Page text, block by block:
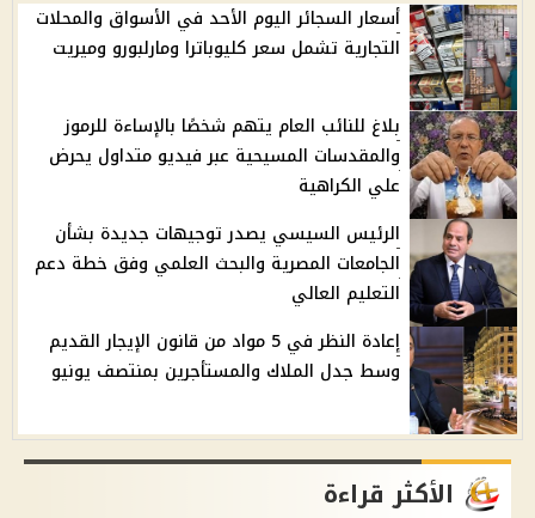
أسعار السجائر اليوم الأحد في الأسواق والمحلات
التجارية تشمل سعر كليوباترا ومارلبورو وميريت
بلاغ للنائب العام يتهم شخصًا بالإساءة للرموز
والمقدسات المسيحية عبر فيديو متداول يحرض
علي الكراهية
الرئيس السيسي يصدر توجيهات جديدة بشأن
الجامعات المصرية والبحث العلمي وفق خطة دعم
التعليم العالي
إعادة النظر في 5 مواد من قانون الإيجار القديم
وسط جدل الملاك والمستأجرين بمنتصف يونيو
الأكثر قراءة